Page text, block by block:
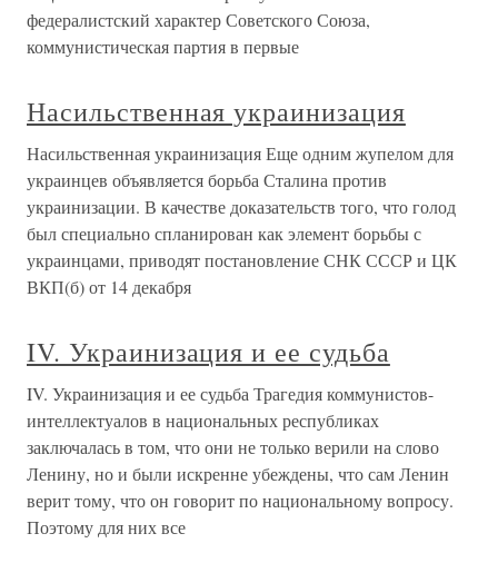
федералистский характер Советского Союза,
коммунистическая партия в первые
Насильственная украинизация
Насильственная украинизация Еще одним жупелом для
украинцев объявляется борьба Сталина против
украинизации. В качестве доказательств того, что голод
был специально спланирован как элемент борьбы с
украинцами, приводят постановление СНК СССР и ЦК
ВКП(б) от 14 декабря
IV. Украинизация и ее судьба
IV. Украинизация и ее судьба Трагедия коммунистов-
интеллектуалов в национальных республиках
заключалась в том, что они не только верили на слово
Ленину, но и были искренне убеждены, что сам Ленин
верит тому, что он говорит по национальному вопросу.
Поэтому для них все